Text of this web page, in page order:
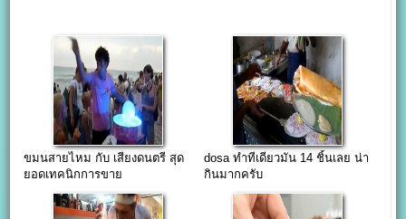
ขมนสายไหม กับ เสียงดนตรี สุด
ยอดเทคนิกการขาย
dosa ทำทีเดียวมัน 14 ชิ้นเลย น่า
กินมากครับ